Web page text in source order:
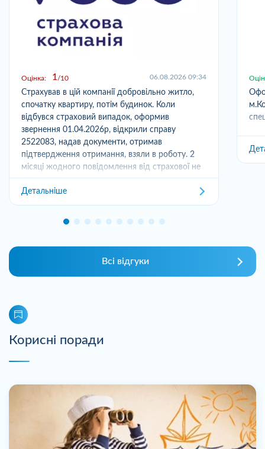
Оцінка: 1 10 06.08.2026 09:34
Страхував в цій компанії добровільно житло,
спочатку квартиру, потім будинок. Коли
відбувся страховий випадок, оформив
звернення 01.04.2026р, відкрили справу
2522083, надав документи, отримав
підтвердження отримання, взяли в роботу. 2
місяці жодного повідомлення від страхової не
отримував,...
Детальніше
Всі відгуки
Корисні поради